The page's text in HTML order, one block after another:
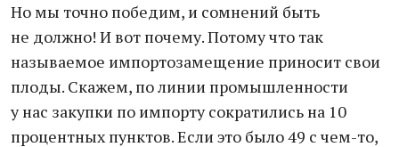
Но мы точно победим, и сомнений быть
не должно! И вот почему. Потому что так
называемое импортозамещение приносит свои
плоды. Скажем, по линии промышленности
у нас закупки по импорту сократились на 10
процентных пунктов. Если это было 49 с чем-то,